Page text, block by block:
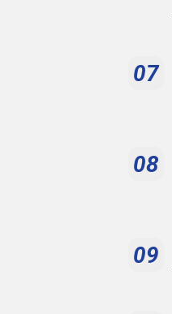
07
08
09